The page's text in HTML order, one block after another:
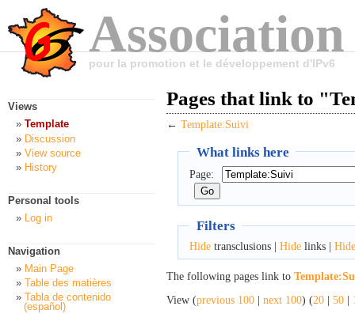
pour la promotion et le développement d'IPv6
Pages that link to
← Template:Suivi
What links here
Page:
Filters
Hidetransclusions | Hidelinks | Hide
The following pages link to
View (previous 100 | next 100) (20 | 50 |
Views
Template
Discussion
View source
History
Personal tools
Log in
Navigation
Main Page
Table des matières
Tabla de contenido
(español)